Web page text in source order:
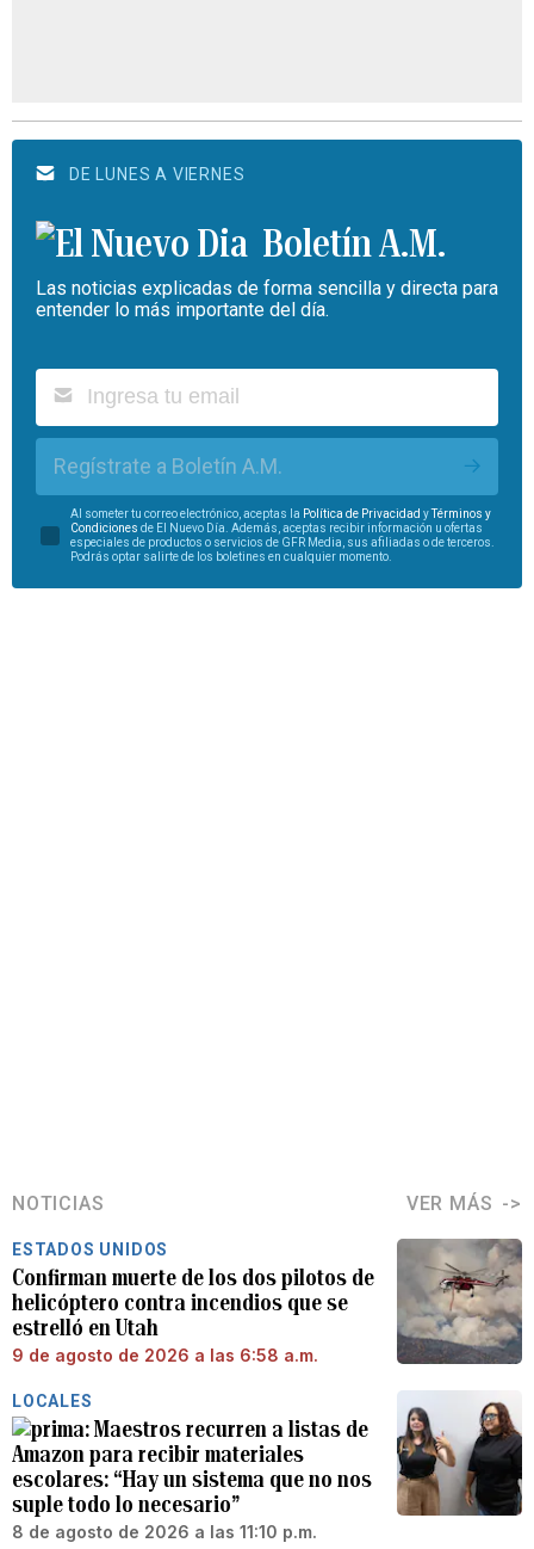
DE LUNES A VIERNES
Boletín A.M.
Las noticias explicadas de forma sencilla y directa para
entender lo más importante del día.
Regístrate a Boletín A.M.
Al someter tu correo electrónico, aceptas la Política de Privacidad yTérminos y
Condiciones de El Nuevo Día. Además, aceptas recibir información u ofertas
especiales de productos o servicios de GFR Media, sus afiliadas o de terceros.
Podrás optar salirte de los boletines en cualquier momento.
NOTICIAS VER MÁS
ESTADOS UNIDOS
Confirman muerte de los dos pilotos de
helicóptero contra incendios que se
estrelló en Utah
9 de agosto de 2026 a las 6:58 a.m.
LOCALES
Maestros recurren a listas de
Amazon para recibir materiales
escolares: “Hay un sistema que no nos
suple todo lo necesario”
8 de agosto de 2026 a las 11:10 p.m.